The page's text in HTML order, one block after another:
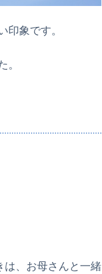
印象です。
。
は、お母さんと一緒